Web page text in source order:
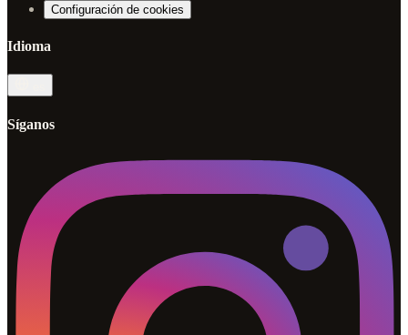
Configuración de cookies
Idioma
Síganos